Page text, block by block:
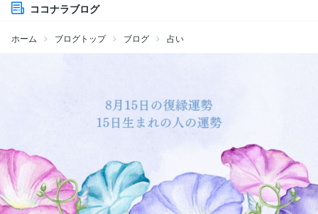
ココナラブログ
ホーム ブログトップ ブログ 占い